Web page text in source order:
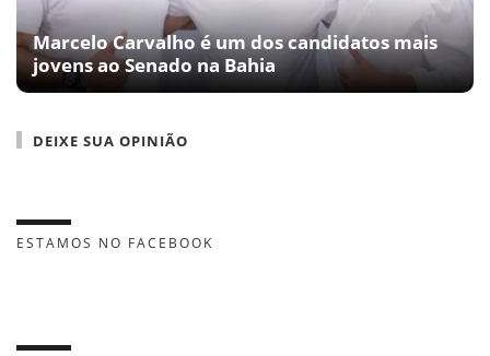
Marcelo Carvalho é um dos candidatos mais
jovens ao Senado na Bahia
DEIXE SUA OPINIÃO
ESTAMOS NO FACEBOOK